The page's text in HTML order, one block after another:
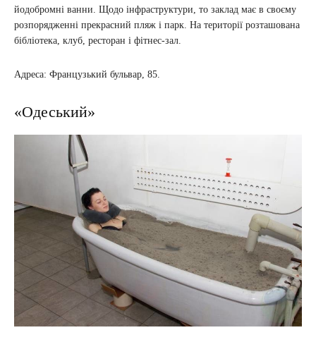
йодобромні ванни. Щодо інфраструктури, то заклад має в своєму
розпорядженні прекрасний пляж і парк. На території розташована
бібліотека, клуб, ресторан і фітнес-зал.
Адреса: Французький бульвар, 85.
«Одеський»